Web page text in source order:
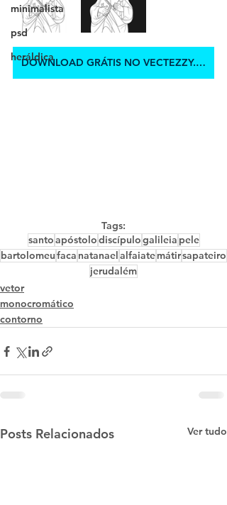
minimalista
psd
heráldica
DOWNLOAD GRÁTIS NO VECTEZZY.COM
Tags:
santoapóstolodiscípulogalileia pele
bartolomeufaca natanaelalfaiatemátirsapateiro
jerudalém
vetor
monocromático
contorno
Posts Relacionados Ver tudo